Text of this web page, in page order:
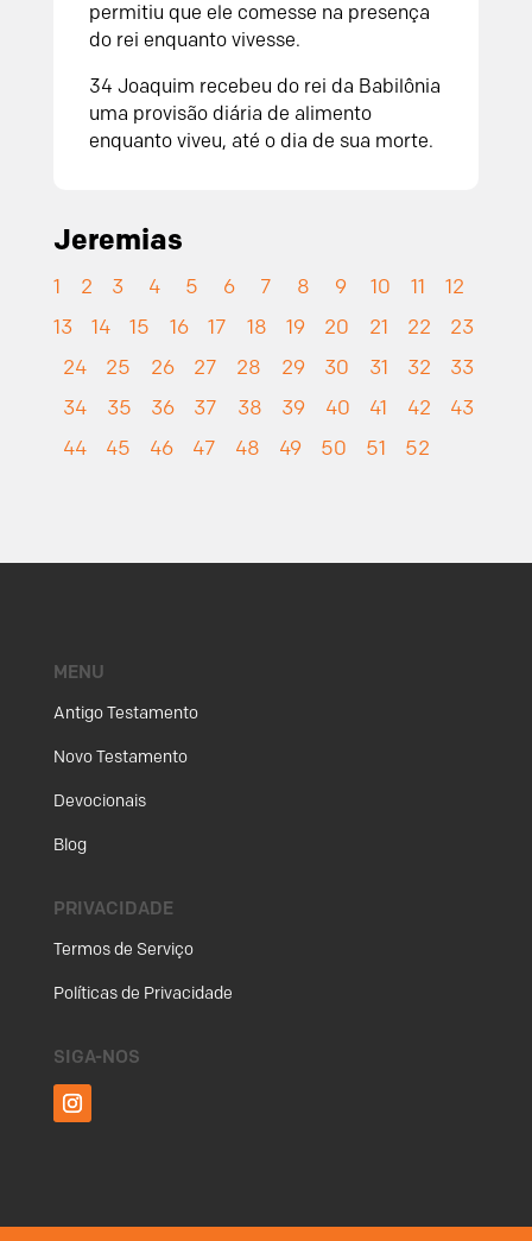
permitiu que ele comesse na presença
do rei enquanto vivesse.
34 Joaquim recebeu do rei da Babilônia
uma provisão diária de alimento
enquanto viveu, até o dia de sua morte.
Jeremias
1 2 3 4 5 6 7 8 9 10 11
12
13
14 15 16 17 18 19 20 21 22
23
24
25 26 27 28 29 30 31 32
33
34
35 36 37 38 39 40 41 42
43
44
45 46 47 48 49 50 51 52
MENU
Antigo Testamento
Novo Testamento
Devocionais
Blog
PRIVACIDADE
Termos de Serviço
Políticas de Privacidade
SIGA-NOS